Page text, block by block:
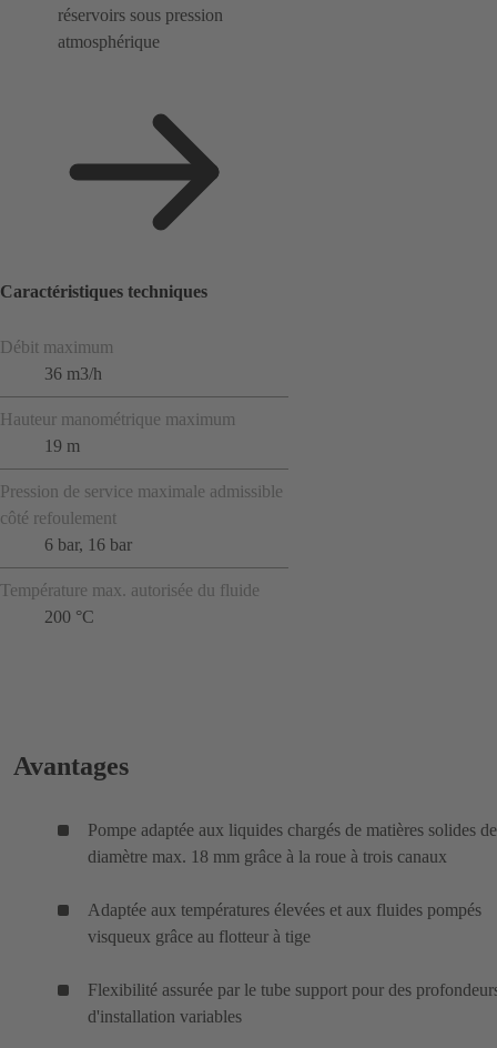
réservoirs sous pression
atmosphérique
Caractéristiques techniques
Débit maximum
36 m3/h
Hauteur manométrique maximum
19 m
Pression de service maximale admissible
côté refoulement
6 bar, 16 bar
Température max. autorisée du fluide
200 °C
Avantages
Pompe adaptée aux liquides chargés de matières solides de
diamètre max. 18 mm grâce à la roue à trois canaux
Adaptée aux températures élevées et aux fluides pompés
visqueux grâce au flotteur à tige
Flexibilité assurée par le tube support pour des
d'installation variables